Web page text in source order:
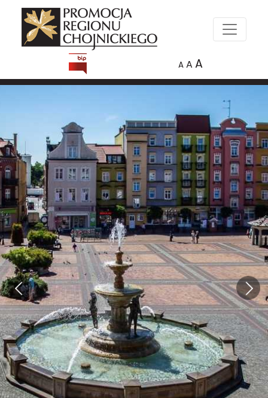
A A A